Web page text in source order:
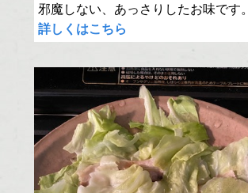
邪魔しない、あっさりしたお味です。
詳しくはこちら